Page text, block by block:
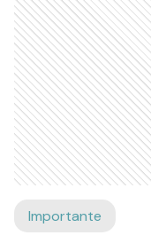
Importante